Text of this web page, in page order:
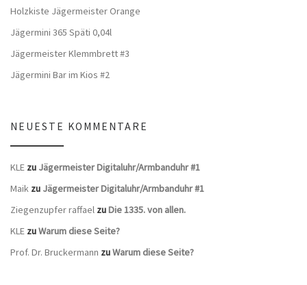
Holzkiste Jägermeister Orange
Jägermini 365 Späti 0,04l
Jägermeister Klemmbrett #3
Jägermini Bar im Kios #2
NEUESTE KOMMENTARE
KLE zu Jägermeister Digitaluhr/Armbanduhr #1
Maik zu Jägermeister Digitaluhr/Armbanduhr #1
Ziegenzupfer raffael zuDie 1335. von allen.
KLE zuWarum diese Seite?
Prof. Dr. Bruckermann zuWarum diese Seite?